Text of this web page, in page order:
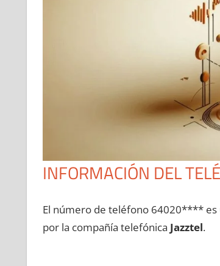
INFORMACIÓN DEL
El número dе teléfono 64020**** es
pοr la compañía telefónica Jazztel.